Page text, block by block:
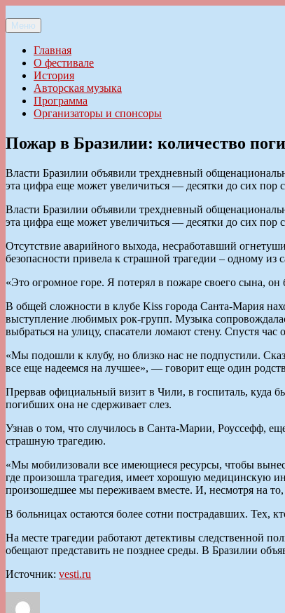
к
содержимому
Ильменский фестиваль авторской песни
Меню
Главная
О фестивале
История
Авторская музыка
Программа
Организаторы и спонсоры
Пожар в Бразилии: количество
Власти Бразилии объявили трехдневный
эта цифра еще может увеличиться — десятки до сих пор
Власти Бразилии объявили трехдневный
эта цифра еще может увеличиться — десятки до сих пор
Отсутствие аварийного выхода, несработавший
безопасности привела к страшной трагедии – одному
«Это огромное горе. Я потерял в пожаре своего сына,
В общей сложности в клубе Kiss города Санта-Мария
выступление любимых рок-групп. Музыка
выбраться на улицу, спасатели ломают стену. Спустя
«Мы подошли к клубу, но близко нас не подпустили.
все еще надеемся на лучшее», — говорит еще один
Прервав официальный визит в Чили, в госпиталь, куда
погибших она не сдерживает слез.
Узнав о том, что случилось в Санта-Марии, Роуссефф,
страшную трагедию.
«Мы мобилизовали все имеющиеся ресурсы, чтобы
где произошла трагедия, имеет хорошую медицинскую
произошедшее мы переживаем вместе. И, несмотря на
В больницах остаются более сотни пострадавших. Тех,
На месте трагедии работают детективы следственной
обещают представить не позднее среды. В Бразилии
Источник: vesti.ru